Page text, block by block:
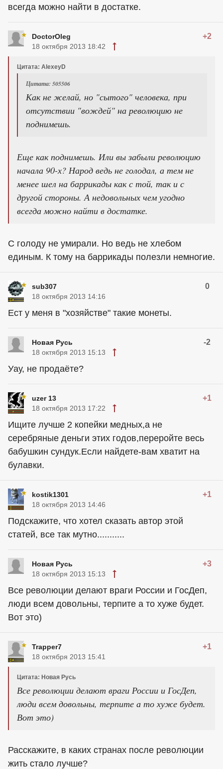
всегда можно найти в достатке.
DoctorOleg +2
18 октября 2013 18:42
Цитата: AlexeyD
Цитата: 505506
Как не желай, но "сытого" человека, при
отсутствии "вождей" на революцию не
поднимешь.
Еще как поднимешь. Или вы забыли революцию
начала 90-х? Народ ведь не голодал, а тем не
менее шел на баррикады как с той, так и с
другой стороны. А недовольных чем угодно
всегда можно найти в достатке.
С голоду не умирали. Но ведь не хлебом
единым. К тому на баррикады полезли немногие.
sub307 0
18 октября 2013 14:16
Ест у меня в "хозяйстве" такие монеты.
Новая Русь -2
18 октября 2013 15:13
Уау, не продаёте?
uzer 13 +1
18 октября 2013 17:22
Ищите лучше 2 копейки медных,а не
серебряные деньги этих годов,переройте весь
бабушкин сундук.Если найдете-вам хватит на
булавки.
kostik1301 +1
18 октября 2013 14:46
Подскажите, что хотел сказать автор этой
статей, все так мутно...........
Новая Русь +3
18 октября 2013 15:13
Все революции делают враги России и ГосДеп,
люди всем довольны, терпите а то хуже будет.
Вот это)
Trapper7 +1
18 октября 2013 15:41
Цитата: Новая Русь
Все революции делают враги России и ГосДеп,
люди всем довольны, терпите а то хуже будет.
Вот это)
Расскажите, в каких странах после революции
жить стало лучше?